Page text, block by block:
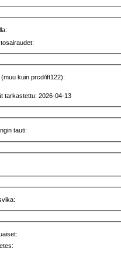
(muu kuin prcd/ift122):
tarkastettu: 2026-04-13
tauti: